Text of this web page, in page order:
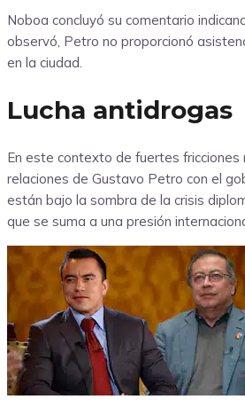
Noboa concluyó su comentario
observó, Petro no proporcionó
en la ciudad.
Lucha antidrogas
En este contexto de fuertes fricciones
relaciones de Gustavo Petro con el
están bajo la sombra de la crisis
que se suma a una presión